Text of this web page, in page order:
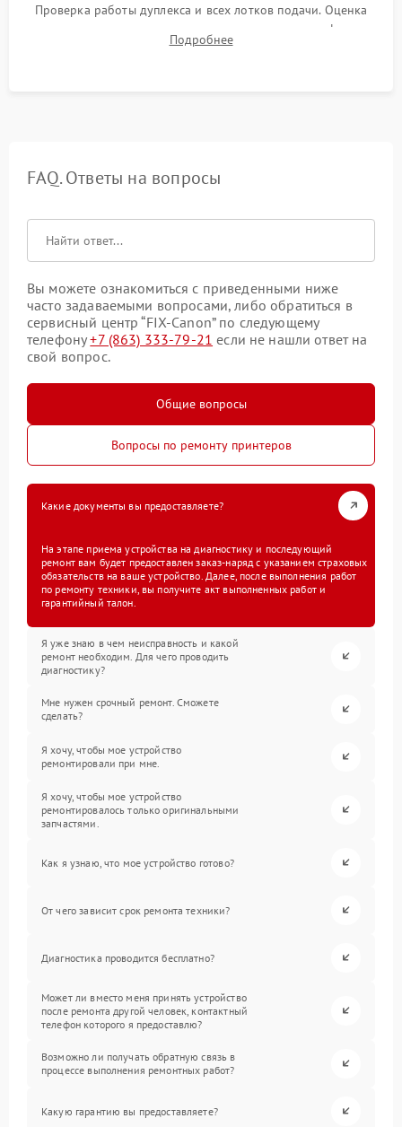
Проверка работы дуплекса и всех лотков подачи. Оценка
качества запекания тонера и полное отсутствие дефектов
изображения перед выдачей готового устройства.
Подробнее
FAQ. Ответы на вопросы
Вы можете ознакомиться с приведенными ниже
часто задаваемыми вопросами, либо обратиться в
сервисный центр “FIX-Canon” по следующему
телефону+7 (863) 333-79-21 если не нашли ответ на
свой вопрос.
Общие вопросы
Вопросы по ремонту принтеров
Какие документы вы предоставляете?
На этапе приема устройства на диагностику и последующий
ремонт вам будет предоставлен заказ-наряд с указанием страховых
обязательств на ваше устройство. Далее, после выполнения работ
по ремонту техники, вы получите акт выполненных работ и
гарантийный талон.
Я уже знаю в чем неисправность и какой
ремонт необходим. Для чего проводить
диагностику?
Мне нужен срочный ремонт. Сможете
сделать?
Я хочу, чтобы мое устройство
ремонтировали при мне.
Я хочу, чтобы мое устройство
ремонтировалось только оригинальными
запчастями.
Как я узнаю, что мое устройство готово?
От чего зависит срок ремонта техники?
Диагностика проводится бесплатно?
Может ли вместо меня принять устройство
после ремонта другой человек, контактный
телефон которого я предоставлю?
Возможно ли получать обратную связь в
процессе выполнения ремонтных работ?
Какую гарантию вы предоставляете?